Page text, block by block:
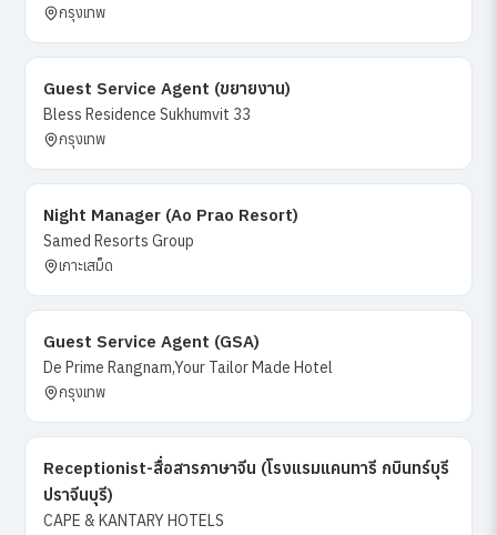
กรุงเทพ
Guest Service Agent (ขยายงาน)
Bless Residence Sukhumvit 33
กรุงเทพ
Night Manager (Ao Prao Resort)
Samed Resorts Group
เกาะเสม็ด
Guest Service Agent (GSA)
De Prime Rangnam,Your Tailor Made Hotel
กรุงเทพ
Receptionist-สื่อสารภาษาจีน (โรงแรมแคนทารี กบินทร์บุรี
ปราจีนบุรี)
CAPE & KANTARY HOTELS